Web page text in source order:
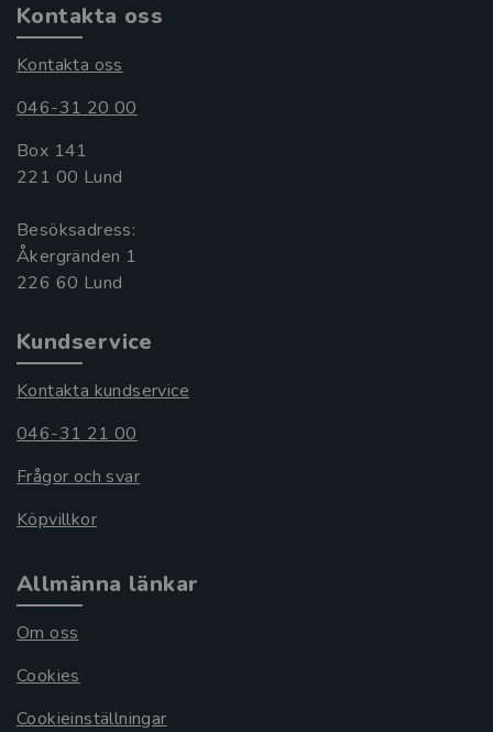
Kontakta oss
Kontakta oss
046-31 20 00
Box 141
221 00 Lund
Besöksadress:
Åkergränden 1
Kundservice
Kontakta kundservice
046-31 21 00
Frågor och svar
Köpvillkor
Allmänna länkar
Om oss
Cookies
Cookieinställningar